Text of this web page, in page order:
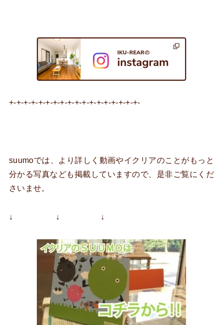
+-+-+-+-+-+-+-+-+-+-+-+-+-+-+-+-+-+-
suumoでは、より詳しく動画やイクリアのことがもっと
分かる写真なども掲載していますので、是非ご覧にくだ
さいませ。
↓ ↓ ↓